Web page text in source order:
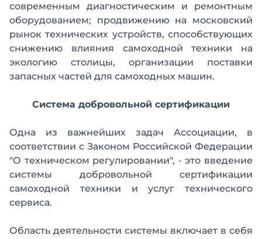
современным диагностическим и ремонтным
оборудованием; продвижению на московский
рынок технических устройств, способствующих
снижению влияния самоходной техники на
экологию столицы, организации поставки
запасных частей для самоходных машин.
Система добровольной сертификации
Одна из важнейших задач Ассоциации, в
соответствии с Законом Российской Федерации
"О техническом регулировании", - это введение
системы добровольной сертификации
самоходной техники и услуг технического
сервиса.
Область деятельности системы включает в себя